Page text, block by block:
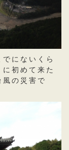
にないくら
初めて来た
の災害で